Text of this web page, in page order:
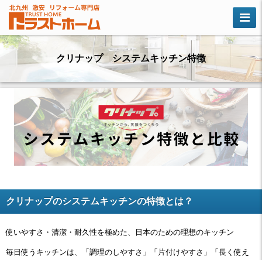
クリナップ システムキッチン特徴
クリナップのシステムキッチンの特徴とは？
使いやすさ・清潔・耐久性を極めた、日本のための理想のキッチン
毎日使うキッチンは、「調理のしやすさ」「片付けやすさ」「長く使え